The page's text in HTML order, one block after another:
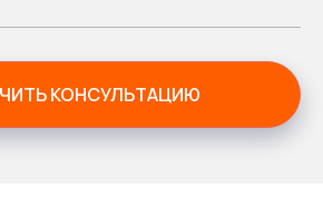
КОНСУЛЬТАЦИЮ